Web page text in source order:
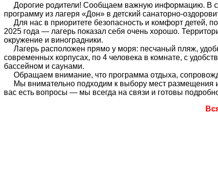
Дорогие родители! Сообщаем важную информацию. В
программу из лагеря «Дон» в детский санаторно-
Для нас в приоритете безопасность и комфорт детей,
2025 года — лагерь показал себя очень хорошо.
окружение и виноградники.
Лагерь расположен прямо у моря: песчаный пляж,
современных корпусах, по 4 человека в комнате, с
бассейном и саунами.
Обращаем внимание, что программа отдыха,
Мы внимательно подходим к выбору мест размещения
вас есть вопросы — мы всегда на связи и готовы